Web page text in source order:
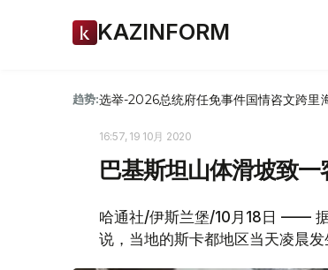
KAZINFORM
趋势:选举-2026总统府任免事件国情咨文跨里
16:57, 19 10月 2020
巴基斯坦山体滑坡致
哈通社/伊斯兰堡/10月18日 ——
说，当地的斯卡都地区当天凌晨